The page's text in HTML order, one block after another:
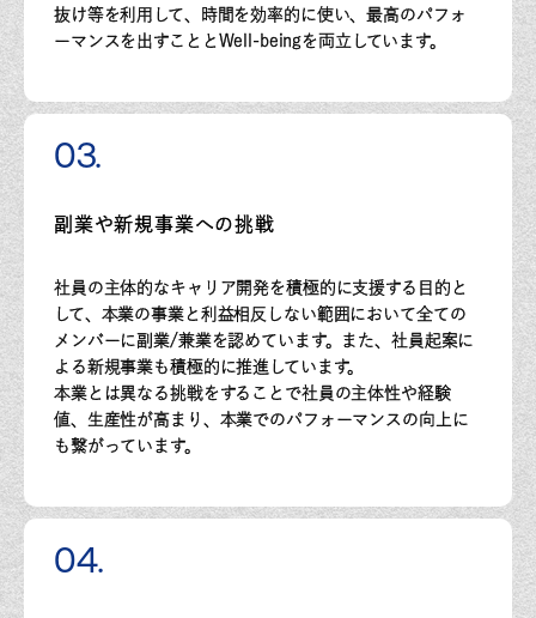
抜け等を利用して、時間を効率的に使い、最高のパフォ
ーマンスを出すこととWell-beingを両立しています。
03.
副業や新規事業への挑戦
社員の主体的なキャリア開発を積極的に支援する目的と
して、本業の事業と利益相反しない範囲において全ての
メンバーに副業/兼業を認めています。また、社員起案に
よる新規事業も積極的に推進しています。
本業とは異なる挑戦をすることで社員の主体性や経験
値、生産性が高まり、本業でのパフォーマンスの向上に
も繋がっています。
04.